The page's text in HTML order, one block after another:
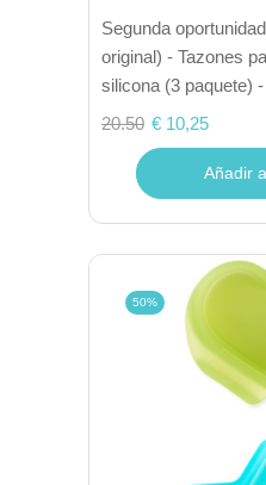
Segunda
original) - Tazones
silicona (3 paquete)
20.50 € 10,25
Añadir
50%